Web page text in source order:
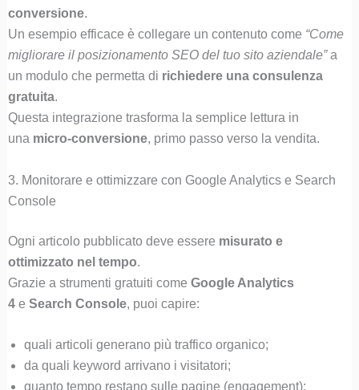
conversione.
Un esempio efficace è collegare un contenuto come “Come
migliorare il posizionamento SEO del tuo sito aziendale”a
un modulo che permetta di richiedere una consulenza
gratuita.
Questa integrazione trasforma la semplice lettura in
una micro-conversione, primo passo verso la vendita.
3. Monitorare e ottimizzare con Google Analytics e Search
Console
Ogni articolo pubblicato deve essere misurato e
ottimizzato nel tempo.
Grazie a strumenti gratuiti come Google Analytics
4e Search Console, puoi capire:
quali articoli generano più traffico organico;
da quali keyword arrivano i visitatori;
quanto tempo restano sulle pagine (engagement);